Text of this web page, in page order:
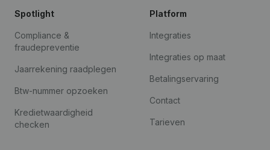
Spotlight
Compliance &
fraudepreventie
Jaarrekening raadplegen
Btw-nummer opzoeken
Kredietwaardigheid
checken
Platform
Integraties
Integraties op maat
Betalingservaring
Contact
Tarieven